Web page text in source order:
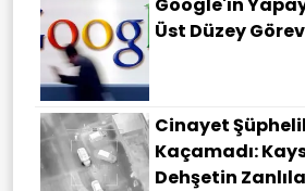
Üst Düzey
Cinayet
Kaçamadı:
Dehşetin